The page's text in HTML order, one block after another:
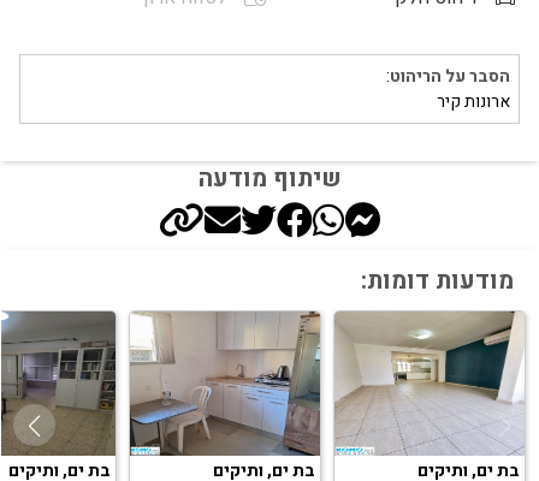
הסבר על הריהוט:
ארונות קיר
שיתוף מודעה
מודעות דומות:
בת ים, ותיקים בת ים, ותיקים בת ים, ותיקים